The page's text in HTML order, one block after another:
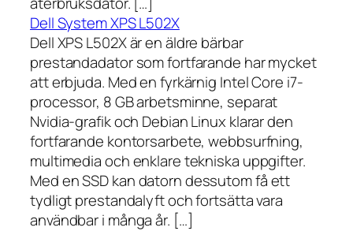
Dell System XPS L502X
Dell XPS L502X är en äldre bärbar
prestandadator som fortfarande har mycket
att erbjuda. Med en fyrkärnig Intel Core i7-
processor, 8 GB arbetsminne, separat
Nvidia-grafik och Debian Linux klarar den
fortfarande kontorsarbete, webbsurfning,
multimedia och enklare tekniska uppgifter.
Med en SSD kan datorn dessutom få ett
tydligt prestandalyft och fortsätta vara
användbar i många år. […]